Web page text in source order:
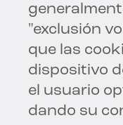
"exclusión
que las
dispositivo
el usuario
dando su